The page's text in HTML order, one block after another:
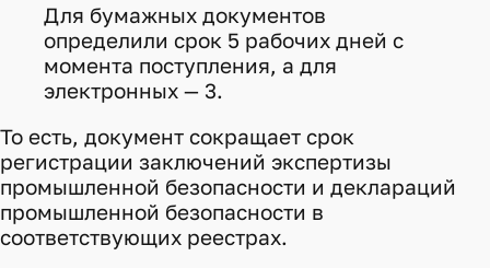
Для бумажных документов
определили срок 5 рабочих дней с
момента поступления, а для
электронных — 3.
То есть, документ сокращает срок
регистрации заключений экспертизы
промышленной безопасности и деклараций
промышленной безопасности в
соответствующих реестрах.